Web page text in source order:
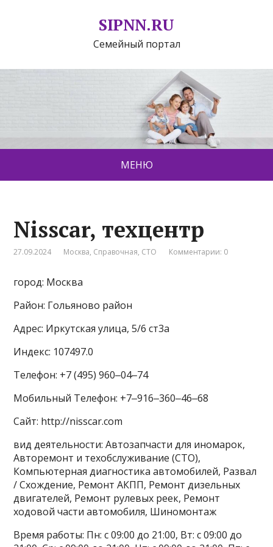
SIPNN.RU
Семейный портал
МЕНЮ
Nisscar, техцентр
27.09.2024 Москва, Справочная, СТО Комментарии: 0
город: Москва
Район: Гольяново район
Адрес: Иркутская улица, 5/6 ст3а
Индекс: 107497.0
Телефон: +7 (495) 960‒04‒74
Мобильный Телефон: +7‒916‒360‒46‒68
Сайт: http://nisscar.com
вид деятельности: Автозапчасти для иномарок,
Авторемонт и техобслуживание (СТО),
Компьютерная диагностика автомобилей, Развал
/ Схождение, Ремонт АКПП, Ремонт дизельных
двигателей, Ремонт рулевых реек, Ремонт
ходовой части автомобиля, Шиномонтаж
Время работы: Пн: с 09:00 до 21:00, Вт: с 09:00 до